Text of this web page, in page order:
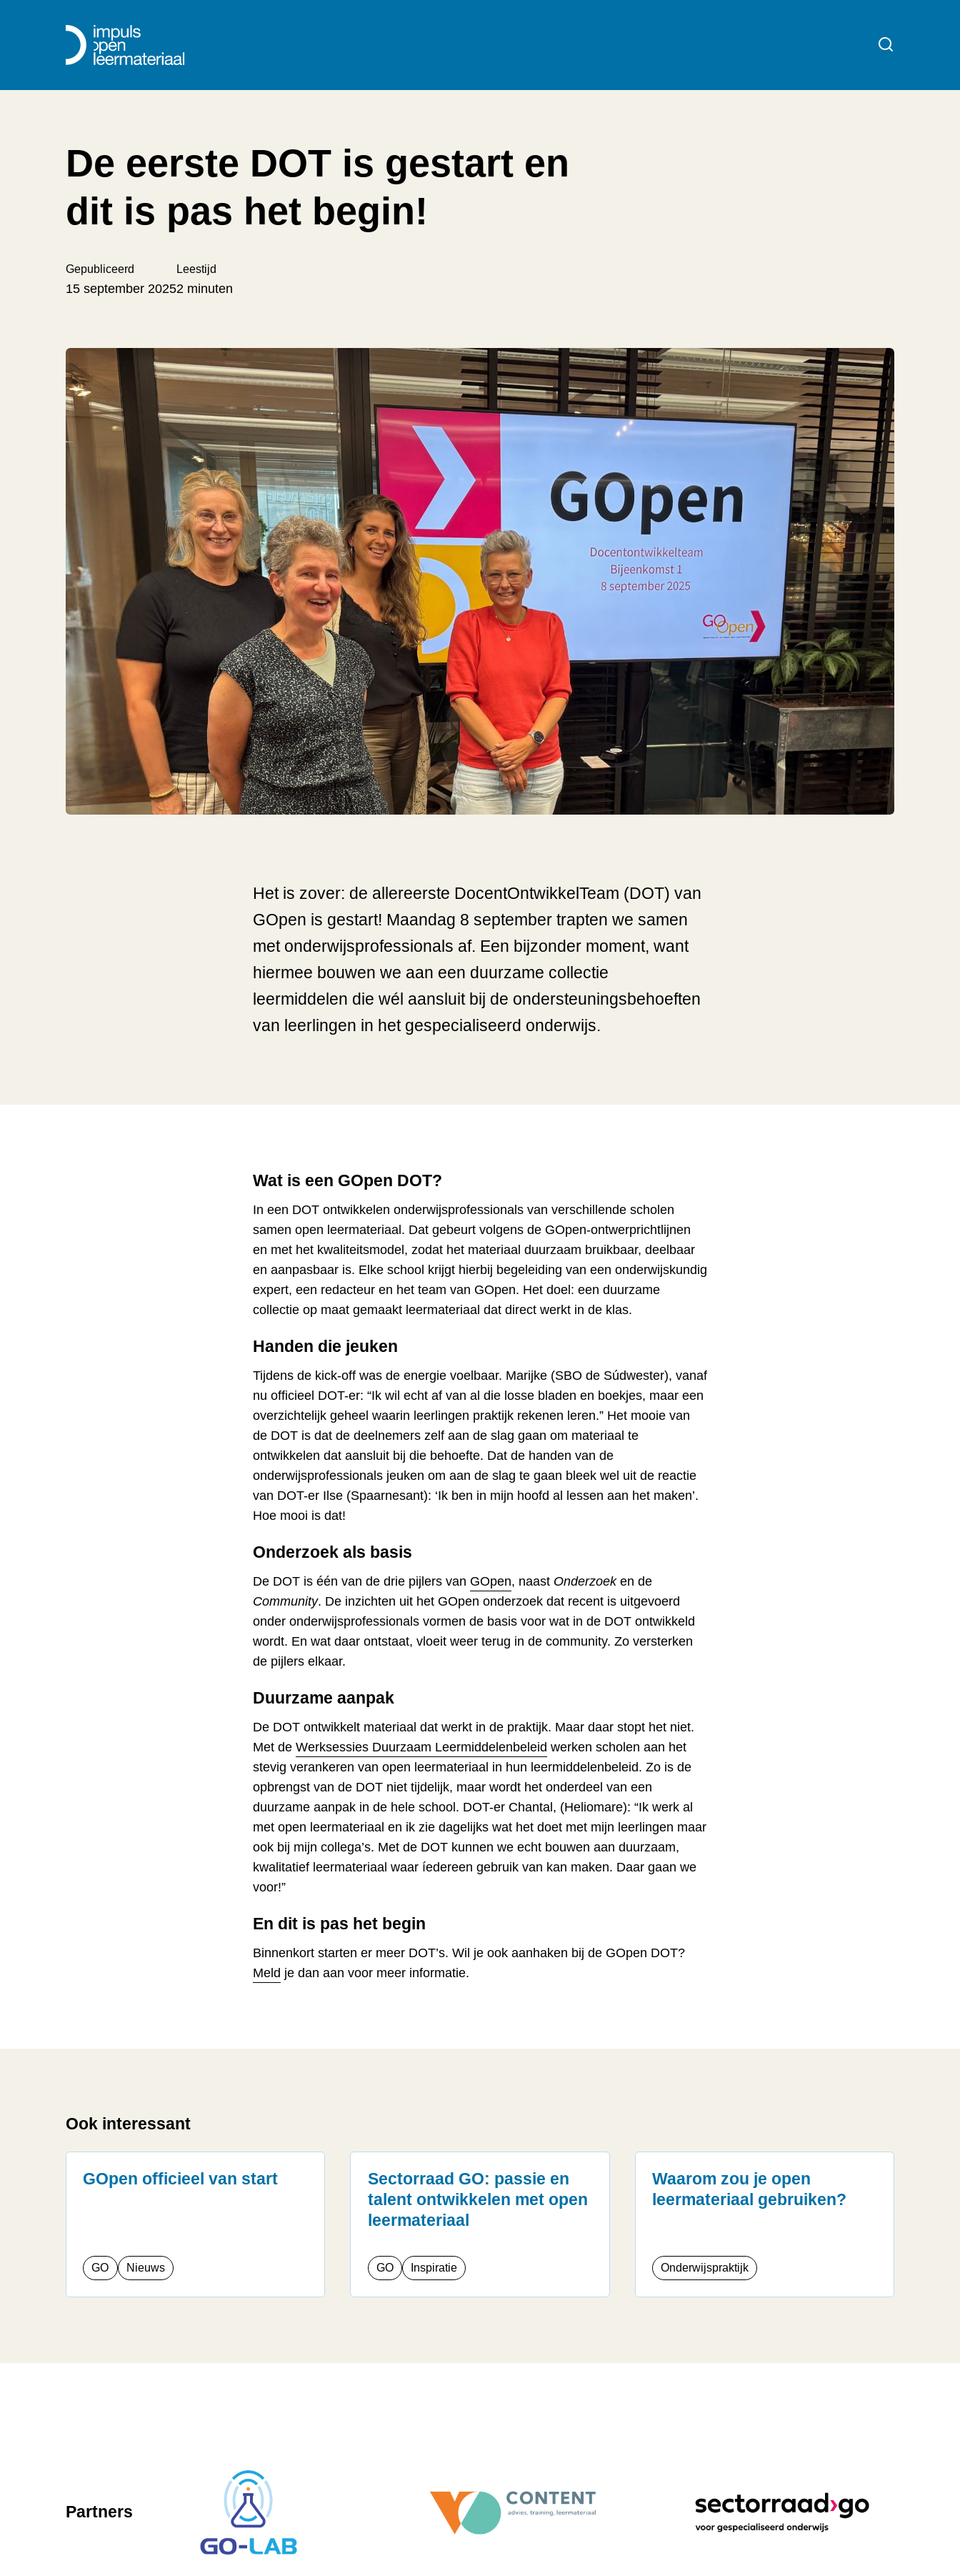
De eerste DOT is gestart en
dit is pas het begin!
Gepubliceerd
15 september 2025
Leestijd
2 minuten
Het is zover: de allereerste DocentOntwikkelTeam (DOT) van
GOpen is gestart! Maandag 8 september trapten we samen
met onderwijsprofessionals af. Een bijzonder moment, want
hiermee bouwen we aan een duurzame collectie
leermiddelen die wél aansluit bij de ondersteuningsbehoeften
van leerlingen in het gespecialiseerd onderwijs.
Wat is een GOpen DOT?
In een DOT ontwikkelen onderwijsprofessionals van verschillende scholen
samen open leermateriaal. Dat gebeurt volgens de GOpen-ontwerprichtlijnen
en met het kwaliteitsmodel, zodat het materiaal duurzaam bruikbaar, deelbaar
en aanpasbaar is. Elke school krijgt hierbij begeleiding van een onderwijskundig
expert, een redacteur en het team van GOpen. Het doel: een duurzame
collectie op maat gemaakt leermateriaal dat direct werkt in de klas.
Handen die jeuken
Tijdens de kick-off was de energie voelbaar. Marijke (SBO de Súdwester), vanaf
nu officieel DOT-er: “Ik wil echt af van al die losse bladen en boekjes, maar een
overzichtelijk geheel waarin leerlingen praktijk rekenen leren.” Het mooie van
de DOT is dat de deelnemers zelf aan de slag gaan om materiaal te
ontwikkelen dat aansluit bij die behoefte. Dat de handen van de
onderwijsprofessionals jeuken om aan de slag te gaan bleek wel uit de reactie
van DOT-er Ilse (Spaarnesant): ‘Ik ben in mijn hoofd al lessen aan het maken’.
Hoe mooi is dat!
Onderzoek als basis
De DOT is één van de drie pijlers van GOpen, naast Onderzoeken de
Community. De inzichten uit het GOpen onderzoek dat recent is uitgevoerd
onder onderwijsprofessionals vormen de basis voor wat in de DOT ontwikkeld
wordt. En wat daar ontstaat, vloeit weer terug in de community. Zo versterken
de pijlers elkaar.
Duurzame aanpak
De DOT ontwikkelt materiaal dat werkt in de praktijk. Maar daar stopt het niet.
Met de Werksessies Duurzaam Leermiddelenbeleid werken scholen aan het
stevig verankeren van open leermateriaal in hun leermiddelenbeleid. Zo is de
opbrengst van de DOT niet tijdelijk, maar wordt het onderdeel van een
duurzame aanpak in de hele school. DOT-er Chantal, (Heliomare): “Ik werk al
met open leermateriaal en ik zie dagelijks wat het doet met mijn leerlingen maar
ook bij mijn collega’s. Met de DOT kunnen we echt bouwen aan duurzaam,
kwalitatief leermateriaal waar íedereen gebruik van kan maken. Daar gaan we
voor!”
En dit is pas het begin
Binnenkort starten er meer DOT’s. Wil je ook aanhaken bij de GOpen DOT?
Meld je dan aan voor meer informatie.
Ook interessant
GOpen officieel van start
GO Nieuws
Sectorraad GO: passie en
talent ontwikkelen met open
leermateriaal
GO Inspiratie
Waarom zou je open
leermateriaal gebruiken?
Onderwijspraktijk
Partners